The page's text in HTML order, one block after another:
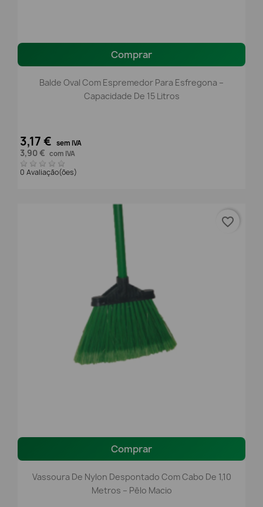
Comprar
Balde Oval Com Espremedor Para Esfregona –
Capacidade De 15 Litros
3,17 € sem IVA
3,90 € com IVA
0 Avaliação(ões)
Comprar
Vassoura De Nylon Despontado Com Cabo De 1,10
Metros – Pêlo Macio
favorite_border